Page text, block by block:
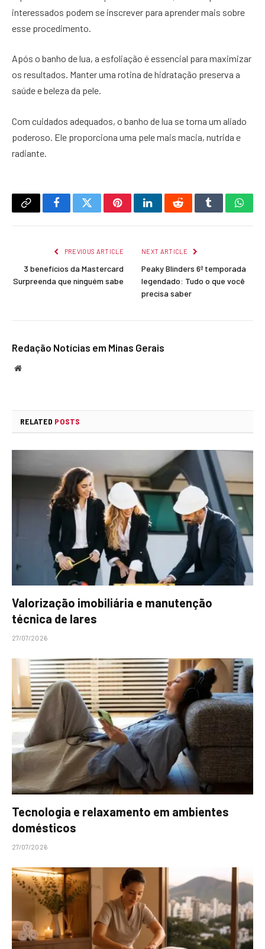
interessados podem se inscrever para aprender mais sobre
esse procedimento.
Após o banho de lua, a esfoliação é essencial para maximizar
os resultados. Manter uma rotina de hidratação preserva a
saúde e beleza da pele.
Com cuidados adequados, o banho de lua se torna um aliado
poderoso. Ele proporciona uma pele mais macia, nutrida e
radiante.
Copy
FacebookTwitterPinterestLinkedInRedditTumblr
PREVIOUS ARTICLE
3 benefícios da Mastercard
Surpreenda que ninguém sabe
NEXT ARTICLE
Peaky Blinders 6ª temporada
legendado: Tudo o que você
precisa saber
Redação Notícias em Minas Gerais
Website
RELATED POSTS
Valorização imobiliária e manutenção
técnica de lares
27/07/2026
Tecnologia e relaxamento em ambientes
domésticos
27/07/2026